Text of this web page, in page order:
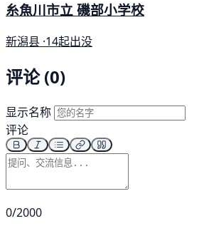
糸魚川市立 磯部小学校
新潟县 ·14起出没
评论 (0)
显示名称
评论
0/2000